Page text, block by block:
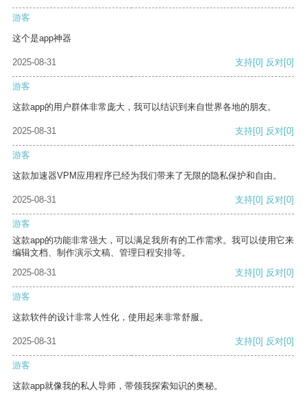
游客
这个是app神器
2025-08-31 支持[0] 反对[0]
游客
这款app的用户群体非常庞大，我可以结识到来自世界各地的朋友。
2025-08-31 支持[0] 反对[0]
游客
这款加速器VPM应用程序已经为我们带来了无限的隐私保护和自由。
2025-08-31 支持[0] 反对[0]
游客
这款app的功能非常强大，可以满足我所有的工作需求。我可以使用它来
编辑文档、制作演示文稿、管理日程安排等。
2025-08-31
支持[0] 反对[0]
游客
这款软件的设计非常人性化，使用起来非常舒服。
2025-08-31 支持[0] 反对[0]
游客
这款app就像我的私人导师，带领我探索知识的奥秘。